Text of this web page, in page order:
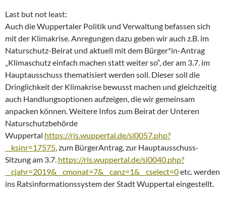
Last but not least:
Auch die Wuppertaler Politik und Verwaltung befassen sich
mit der Klimakrise. Anregungen dazu geben wir auch z.B. im
Naturschutz-Beirat und aktuell mit dem Bürger*in-Antrag
„Klimaschutz einfach machen statt weiter so“, der am 3.7. im
Hauptausschuss thematisiert werden soll. Dieser soll die
Dringlichkeit der Klimakrise bewusst machen und gleichzeitig
auch Handlungsoptionen aufzeigen, die wir gemeinsam
anpacken können. Weitere Infos zum Beirat der Unteren
Naturschutzbehörde
Wuppertal https://ris.wuppertal.de/si0057.php?
__ksinr=17575, zum BürgerAntrag, zur Hauptausschuss-
Sitzung am 3.7. https://ris.wuppertal.de/si0040.php?
__cjahr=2019&__cmonat=7&__canz=1&__cselect=0etc. werden
ins Ratsinformationssystem der Stadt Wuppertal eingestellt.